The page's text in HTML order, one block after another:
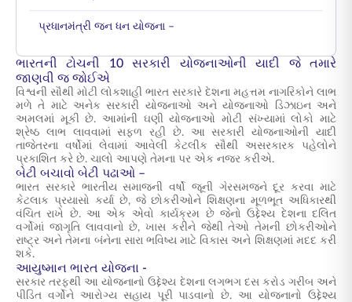
પ્રધાનમંત્રી જન ધન યોજના –
ભારતની ટોચની 10 સરકારી યોજનાઓની યાદી જે તમારે
જાણવી જ જોઈએ
વિશ્વની સૌથી મોટી લોકશાહી ભારત સરકારે દેશના મહત્તમ નાગરિકોને લાભ
મળે તે માટે અનેક સરકારી યોજનાઓ અને યોજનાઓ ડિઝાઇન અને
અમલમાં મૂકી છે. આમાંની ઘણી યોજનાઓ મોટી સંખ્યામાં લોકો માટે
શ્રેષ્ઠ લાભ લાવવામાં સફળ રહી છે. આ સરકારી યોજનાઓની યાદી
તાજેતરના વર્ષોમાં લેવામાં આવેલી કેટલીક સૌથી અસરકારક પહેલોને
પ્રકાશિત કરે છે. ચાલો આપણે તેમના પર એક નજર કરીએ.
બેટી બચાવો બેટી પઢાઓ –
ભારત સરકારે ભારતીય સમાજની વર્ષો જૂની ગેરસમજને દૂર કરવા માટે
કેટલાક પ્રયાસો કર્યા છે, જે છોકરીઓને શિક્ષણના મૂળભૂત અધિકારથી
વંચિત રાખે છે. આ એક એવો કાર્યક્રમ છે જેનો ઉદ્દેશ્ય દેશના દલિત
વર્ગોમાં જાગૃતિ લાવવાનો છે, ખાસ કરીને જેથી તેઓ તેમની છોકરીઓને
રાષ્ટ્ર અને તેમના બંનેના સારા ભવિષ્ય માટે વિકાસ અને શિક્ષણમાં મદદ કરી
શકે.
આયુષ્માન ભારત યોજના -
સરકાર તરફથી આ યોજનાનો ઉદ્દેશ્ય દેશના લગભગ દસ કરોડ ગરીબ અને
પીડિત વર્ગોને આરોગ્ય સહાય પૂરી પાડવાનો છે. આ યોજનાનો ઉદ્દેશ્ય